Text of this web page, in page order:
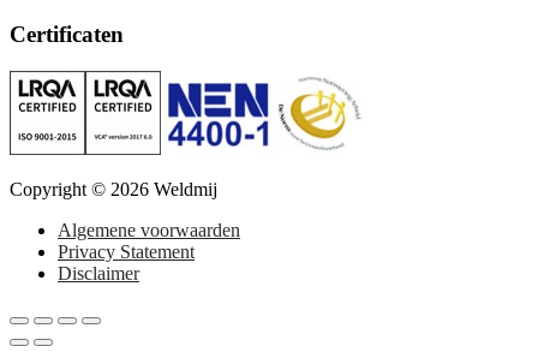
Certificaten
Copyright © 2026 Weldmij
Algemene voorwaarden
Privacy Statement
Disclaimer